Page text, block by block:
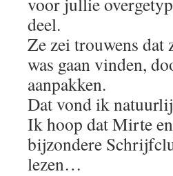
deel.
Ze zei trouwens
was gaan vinden,
aanpakken.
Dat vond ik
Ik hoop dat Mirte
bijzondere
lezen…